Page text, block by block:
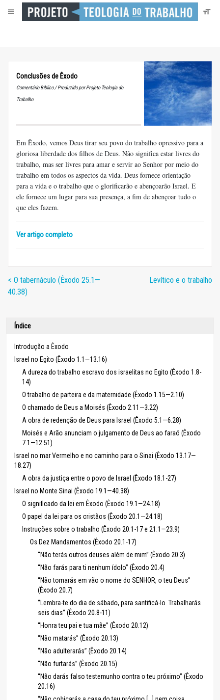
Conclusões de Êxodo
Comentário Bíblico / Produzido por Projeto Teologia do
Trabalho
Em Êxodo, vemos Deus tirar seu povo do trabalho opressivo para a
gloriosa liberdade dos filhos de Deus. Não significa estar livres do
trabalho, mas ser livres para amar e servir ao Senhor por meio do
trabalho em todos os aspectos da vida. Deus fornece orientação
para a vida e o trabalho que o glorificarão e abençoarão Israel. E
ele fornece um lugar para sua presença, a fim de abençoar tudo o
que eles fazem.
Ver artigo completo
< O tabernáculo (Êxodo 25.1—
40.38)
Levítico e o trabalho
Índice
Introdução a Êxodo
Israel no Egito (Êxodo 1.1—13.16)
A dureza do trabalho escravo dos israelitas no Egito (Êxodo 1.8-
14)
O trabalho de parteira e da maternidade (Êxodo 1.15—2.10)
O chamado de Deus a Moisés (Êxodo 2.11—3.22)
A obra de redenção de Deus para Israel (Êxodo 5.1—6.28)
Moisés e Arão anunciam o julgamento de Deus ao faraó (Êxodo
7.1—12.51)
Israel no mar Vermelho e no caminho para o Sinai (Êxodo 13.17—
18.27)
A obra da justiça entre o povo de Israel (Êxodo 18.1-27)
Israel no Monte Sinai (Êxodo 19.1—40.38)
O significado da lei em Êxodo (Êxodo 19.1—24.18)
O papel da lei para os cristãos (Êxodo 20.1—24.18)
Instruções sobre o trabalho (Êxodo 20.1-17 e 21.1—23.9)
Os Dez Mandamentos (Êxodo 20.1-17)
“Não terás outros deuses além de mim” (Êxodo 20.3)
“Não farás para ti nenhum ídolo” (Êxodo 20.4)
“Não tomarás em vão o nome do SENHOR, o teu Deus”
(Êxodo 20.7)
“Lembra-te do dia de sábado, para santificá-lo. Trabalharás
seis dias” (Êxodo 20.8-11)
“Honra teu pai e tua mãe” (Êxodo 20.12)
“Não matarás” (Êxodo 20.13)
“Não adulterarás” (Êxodo 20.14)
“Não furtarás” (Êxodo 20.15)
“Não darás falso testemunho contra o teu próximo” (Êxodo
20.16)